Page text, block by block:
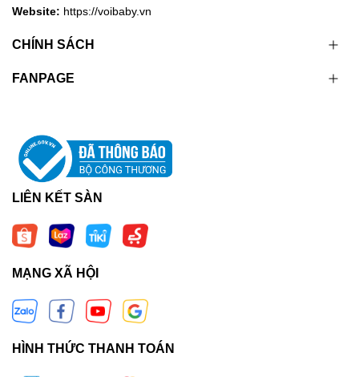
Website: https://voibaby.vn
CHÍNH SÁCH
FANPAGE
LIÊN KẾT SÀN
MẠNG XÃ HỘI
HÌNH THỨC THANH TOÁN